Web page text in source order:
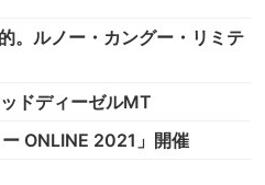
。ルノー・カングー・リミテ
ドディーゼルMT
ONLINE 2021」開催